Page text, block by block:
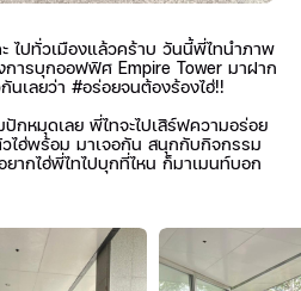
ไปทั่วเมืองแล้วคร้าบ วันนี้พี่ไทนำภาพ
ารบุกออฟฟิศ Empire Tower มาฝาก
นเลยว่า #อร่อยจนต้องร้องไฮ่!!
กหมุดเลย พี่ไทจะไปเสิร์ฟความอร่อย
ไฮ่พร้อม มาเจอกัน สนุกกับกิจกรรม
ากไฮ่พี่ไทไปบุกที่ไหน ก็มาเมนท์บอก